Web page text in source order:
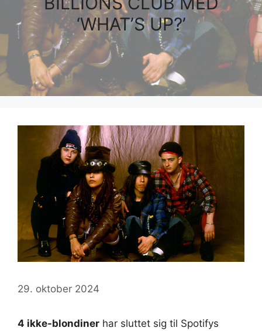
‘WHAT’S UP?’
29. oktober 2024
4 ikke-blondiner har sluttet sig til Spotifys